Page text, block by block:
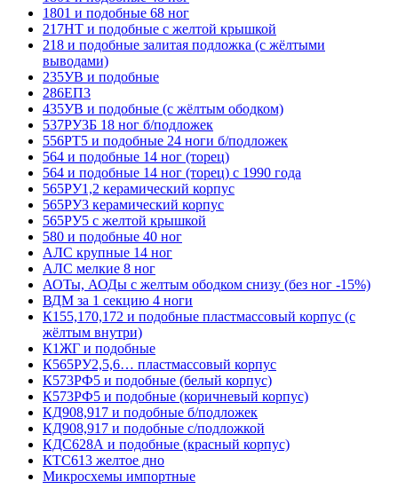
1801 и подобные 68 ног
217НТ и подобные с желтой крышкой
218 и подобные залитая подложка (с жёлтыми
выводами)
235УВ и подобные
286ЕП3
435УВ и подобные (с жёлтым ободком)
537РУ3Б 18 ног б/подложек
556РТ5 и подобные 24 ноги б/подложек
564 и подобные 14 ног (торец)
564 и подобные 14 ног (торец) с 1990 года
565РУ1,2 керамический корпус
565РУ3 керамический корпус
565РУ5 с желтой крышкой
580 и подобные 40 ног
АЛС крупные 14 ног
АЛС мелкие 8 ног
АОТы, АОДы с желтым ободком снизу (без ног -15%)
ВДМ за 1 секцию 4 ноги
К155,170,172 и подобные пластмассовый корпус (с
жёлтым внутри)
К1ЖГ и подобные
К565РУ2,5,6… пластмассовый корпус
К573РФ5 и подобные (белый корпус)
К573РФ5 и подобные (коричневый корпус)
КД908,917 и подобные б/подложек
КД908,917 и подобные с/подложкой
КДС628А и подобные (красный корпус)
КТС613 желтое дно
Микросхемы импортные